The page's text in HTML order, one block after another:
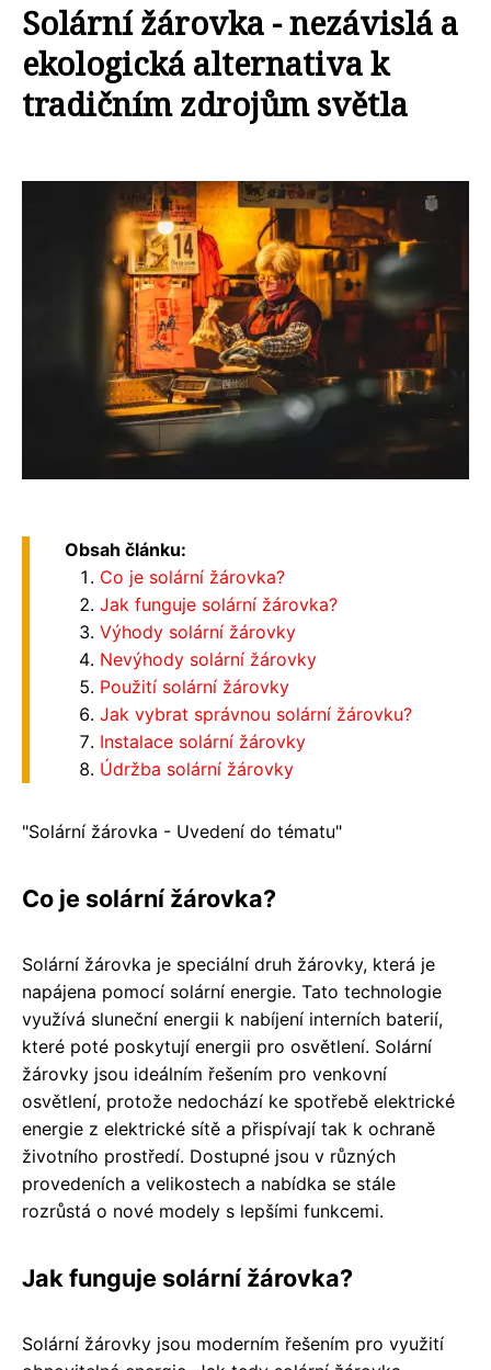
Solární žárovka - nezávislá a
ekologická alternativa k
tradičním zdrojům světla
Obsah článku:
Co je solární žárovka?
Jak funguje solární žárovka?
Výhody solární žárovky
Nevýhody solární žárovky
Použití solární žárovky
Jak vybrat správnou solární žárovku?
Instalace solární žárovky
Údržba solární žárovky
"Solární žárovka - Uvedení do tématu"
Co je solární žárovka?
Solární žárovka je speciální druh žárovky, která je
napájena pomocí solární energie. Tato technologie
využívá sluneční energii k nabíjení interních baterií,
které poté poskytují energii pro osvětlení. Solární
žárovky jsou ideálním řešením pro venkovní
osvětlení, protože nedochází ke spotřebě elektrické
energie z elektrické sítě a přispívají tak k ochraně
životního prostředí. Dostupné jsou v různých
provedeních a velikostech a nabídka se stále
rozrůstá o nové modely s lepšími funkcemi.
Jak funguje solární žárovka?
Solární žárovky jsou moderním řešením pro využití